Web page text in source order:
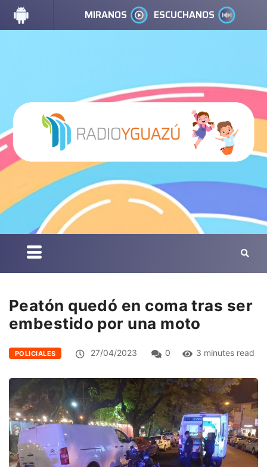
MIRANOS ESCUCHANOS
Peatón quedó en coma tras ser
embestido por una moto
POLICIALES 27/04/2023 0 3 minutes read